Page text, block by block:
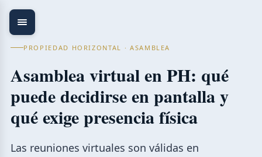
PROPIEDAD HORIZONTAL · ASAMBLEA
Asamblea virtual en PH: qué
puede decidirse en pantalla y
qué exige presencia física
Las reuniones virtuales son válidas en